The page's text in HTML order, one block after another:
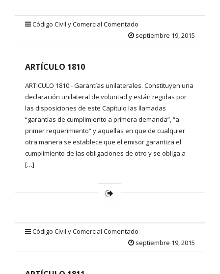
Código Civil y Comercial Comentado
septiembre 19, 2015
ARTÍCULO 1810
ARTICULO 1810.- Garantías unilaterales. Constituyen una
declaración unilateral de voluntad y están regidas por
las disposiciones de este Capítulo las llamadas
“garantías de cumplimiento a primera demanda”, “a
primer requerimiento” y aquellas en que de cualquier
otra manera se establece que el emisor garantiza el
cumplimiento de las obligaciones de otro y se obliga a
[…]
Código Civil y Comercial Comentado
septiembre 19, 2015